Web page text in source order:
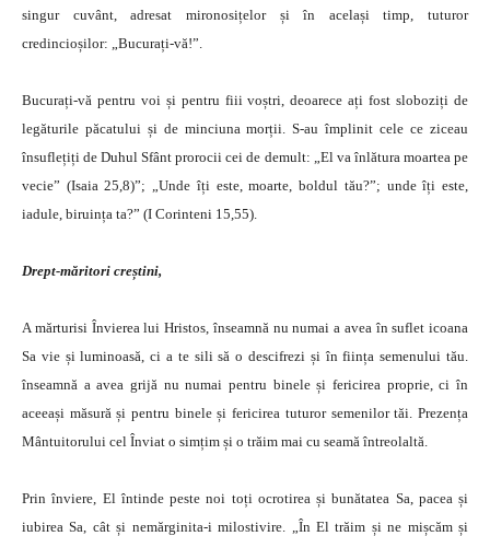
singur cuvânt, adresat mironosițelor și în același timp, tuturor
credincioșilor: „Bucurați-vă!”.
Bucurați-vă pentru voi și pentru fiii voștri, deoarece ați fost sloboziți de
legăturile păcatului și de minciuna morții. S-au împlinit cele ce ziceau
însuflețiți de Duhul Sfânt prorocii cei de demult: „El va înlătura moartea pe
vecie” (Isaia 25,8)”; „Unde îți este, moarte, boldul tău?”; unde îți este,
iadule, biruința ta?” (I Corinteni 15,55).
Drept-măritori creștini,
A mărturisi Învierea lui Hristos, înseamnă nu numai a avea în suflet icoana
Sa vie și luminoasă, ci a te sili să o descifrezi și în ființa semenului tău.
înseamnă a avea grijă nu numai pentru binele și fericirea proprie, ci în
aceeași măsură și pentru binele și fericirea tuturor semenilor tăi. Prezența
Mântuitorului cel Înviat o simțim și o trăim mai cu seamă întreolaltă.
Prin înviere, El întinde peste noi toți ocrotirea și bunătatea Sa, pacea și
iubirea Sa, cât și nemărginita-i milostivire. „În El trăim și ne mișcăm și